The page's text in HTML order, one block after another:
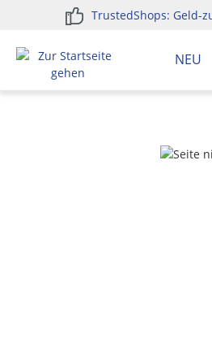
Zur Hauptnavigation
TrustedShops: Geld-
NEU